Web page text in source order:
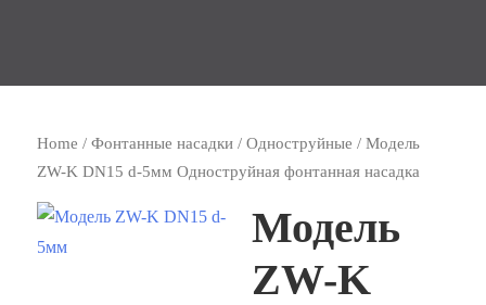
Home /Фонтанные насадки /Одноструйные / Модель
ZW-K DN15 d-5мм Одноструйная фонтанная насадка
Модель
ZW-K